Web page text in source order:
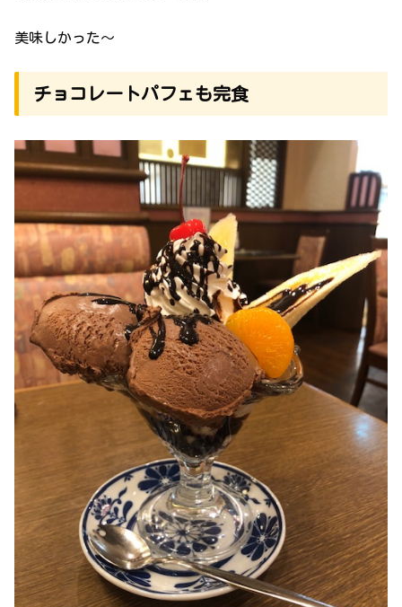
美味しかった〜
チョコレートパフェも完食